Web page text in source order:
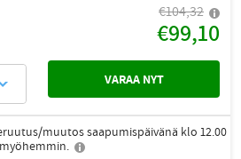
€104,32
€99,10
VARAA NYT
muutos saapumispäivänä klo 12.00